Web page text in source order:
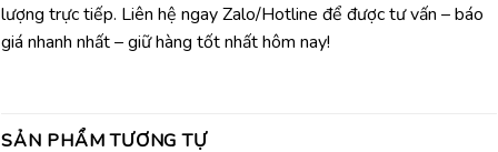
lượng trực tiếp. Liên hệ ngay Zalo/Hotline để được tư vấn – báo
giá nhanh nhất – giữ hàng tốt nhất hôm nay!
SẢN PHẨM TƯƠNG TỰ